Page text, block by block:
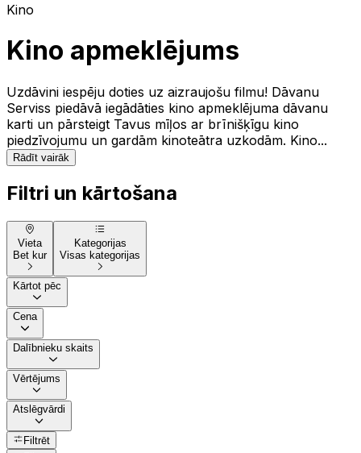
Kino
Kino apmeklējums
Uzdāvini iespēju doties uz aizraujošu filmu! Dāvanu
Serviss piedāvā iegādāties kino apmeklējuma dāvanu
karti un pārsteigt Tavus mīļos ar brīnišķīgu kino
piedzīvojumu un gardām kinoteātra uzkodām. Kino...
Rādīt vairāk
Filtri un kārtošana
Vieta
Bet kur
Kategorijas
Visas kategorijas
Kārtot pēc
Cena
Dalībnieku skaits
Vērtējums
Atslēgvārdi
Filtrēt